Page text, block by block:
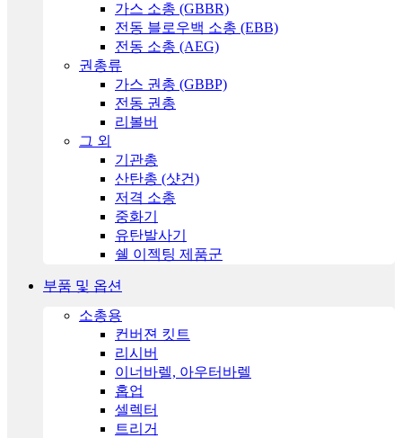
가스 소총 (GBBR)
전동 블로우백 소총 (EBB)
전동 소총 (AEG)
권총류
가스 권총 (GBBP)
전동 권총
리볼버
그 외
기관총
산탄총 (샷건)
저격 소총
중화기
유탄발사기
쉘 이젝팅 제품군
부품 및 옵션
소총용
컨버젼 킷트
리시버
이너바렐, 아우터바렐
홉업
셀렉터
트리거